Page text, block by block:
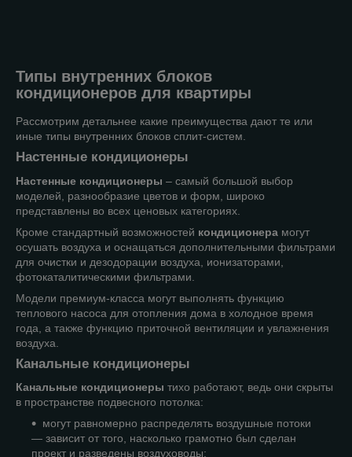
Типы внутренних блоков
кондиционеров для квартиры
Рассмотрим детальнее какие преимущества дают те или
иные типы внутренних блоков сплит-систем.
Настенные кондиционеры
Настенные кондиционеры – самый большой выбор
моделей, разнообразие цветов и форм, широко
представлены во всех ценовых категориях.
Кроме стандартный возможностей кондиционера могут
осушать воздуха и оснащаться дополнительными фильтрами
для очистки и дезодорации воздуха, ионизаторами,
фотокаталитическими фильтрами.
Модели премиум-класса могут выполнять функцию
теплового насоса для отопления дома в холодное время
года, а также функцию приточной вентиляции и увлажнения
воздуха.
Канальные кондиционеры
Канальные кондиционеры тихо работают, ведь они скрыты
в пространстве подвесного потолка:
могут равномерно распределять воздушные потоки
— зависит от того, насколько грамотно был сделан
проект и разведены воздуховоды;